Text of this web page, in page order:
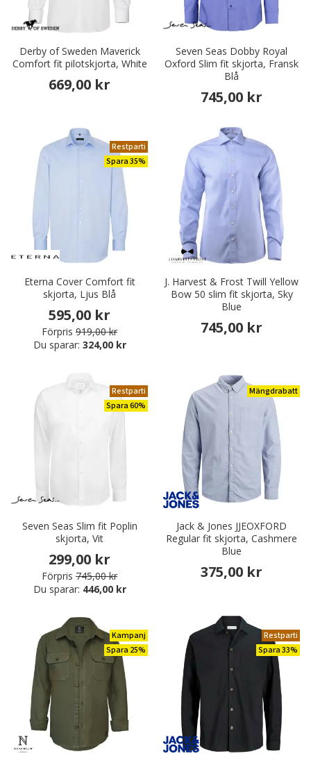
Derby of Sweden Maverick
Comfort fit pilotskjorta, White
669,00 kr
Seven Seas Dobby Royal
Oxford Slim fit skjorta, Fransk
Blå
745,00 kr
Restparti
Spara 35%
Eterna Cover Comfort fit
skjorta, Ljus Blå
595,00 kr
Förpris 919,00 kr
Du sparar: 324,00 kr
J. Harvest & Frost Twill Yellow
Bow 50 slim fit skjorta, Sky
Blue
745,00 kr
Restparti
Spara 60%
Seven Seas Slim fit Poplin
skjorta, Vit
299,00 kr
Förpris 745,00 kr
Du sparar: 446,00 kr
Mängdrabatt
Jack & Jones JJEOXFORD
Regular fit skjorta, Cashmere
Blue
375,00 kr
Kampanj
Spara 25%
Restparti
Spara 33%